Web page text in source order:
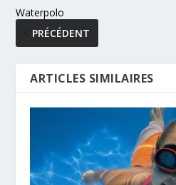
Waterpolo
PRÉCÉDENT
ARTICLES SIMILAIRES